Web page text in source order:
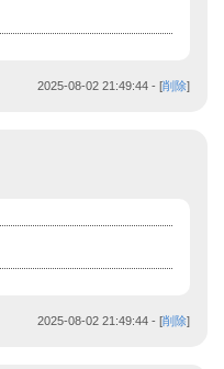
2025-08-02 21:49:44 - [削除]
2025-08-02 21:49:44 - [削除]